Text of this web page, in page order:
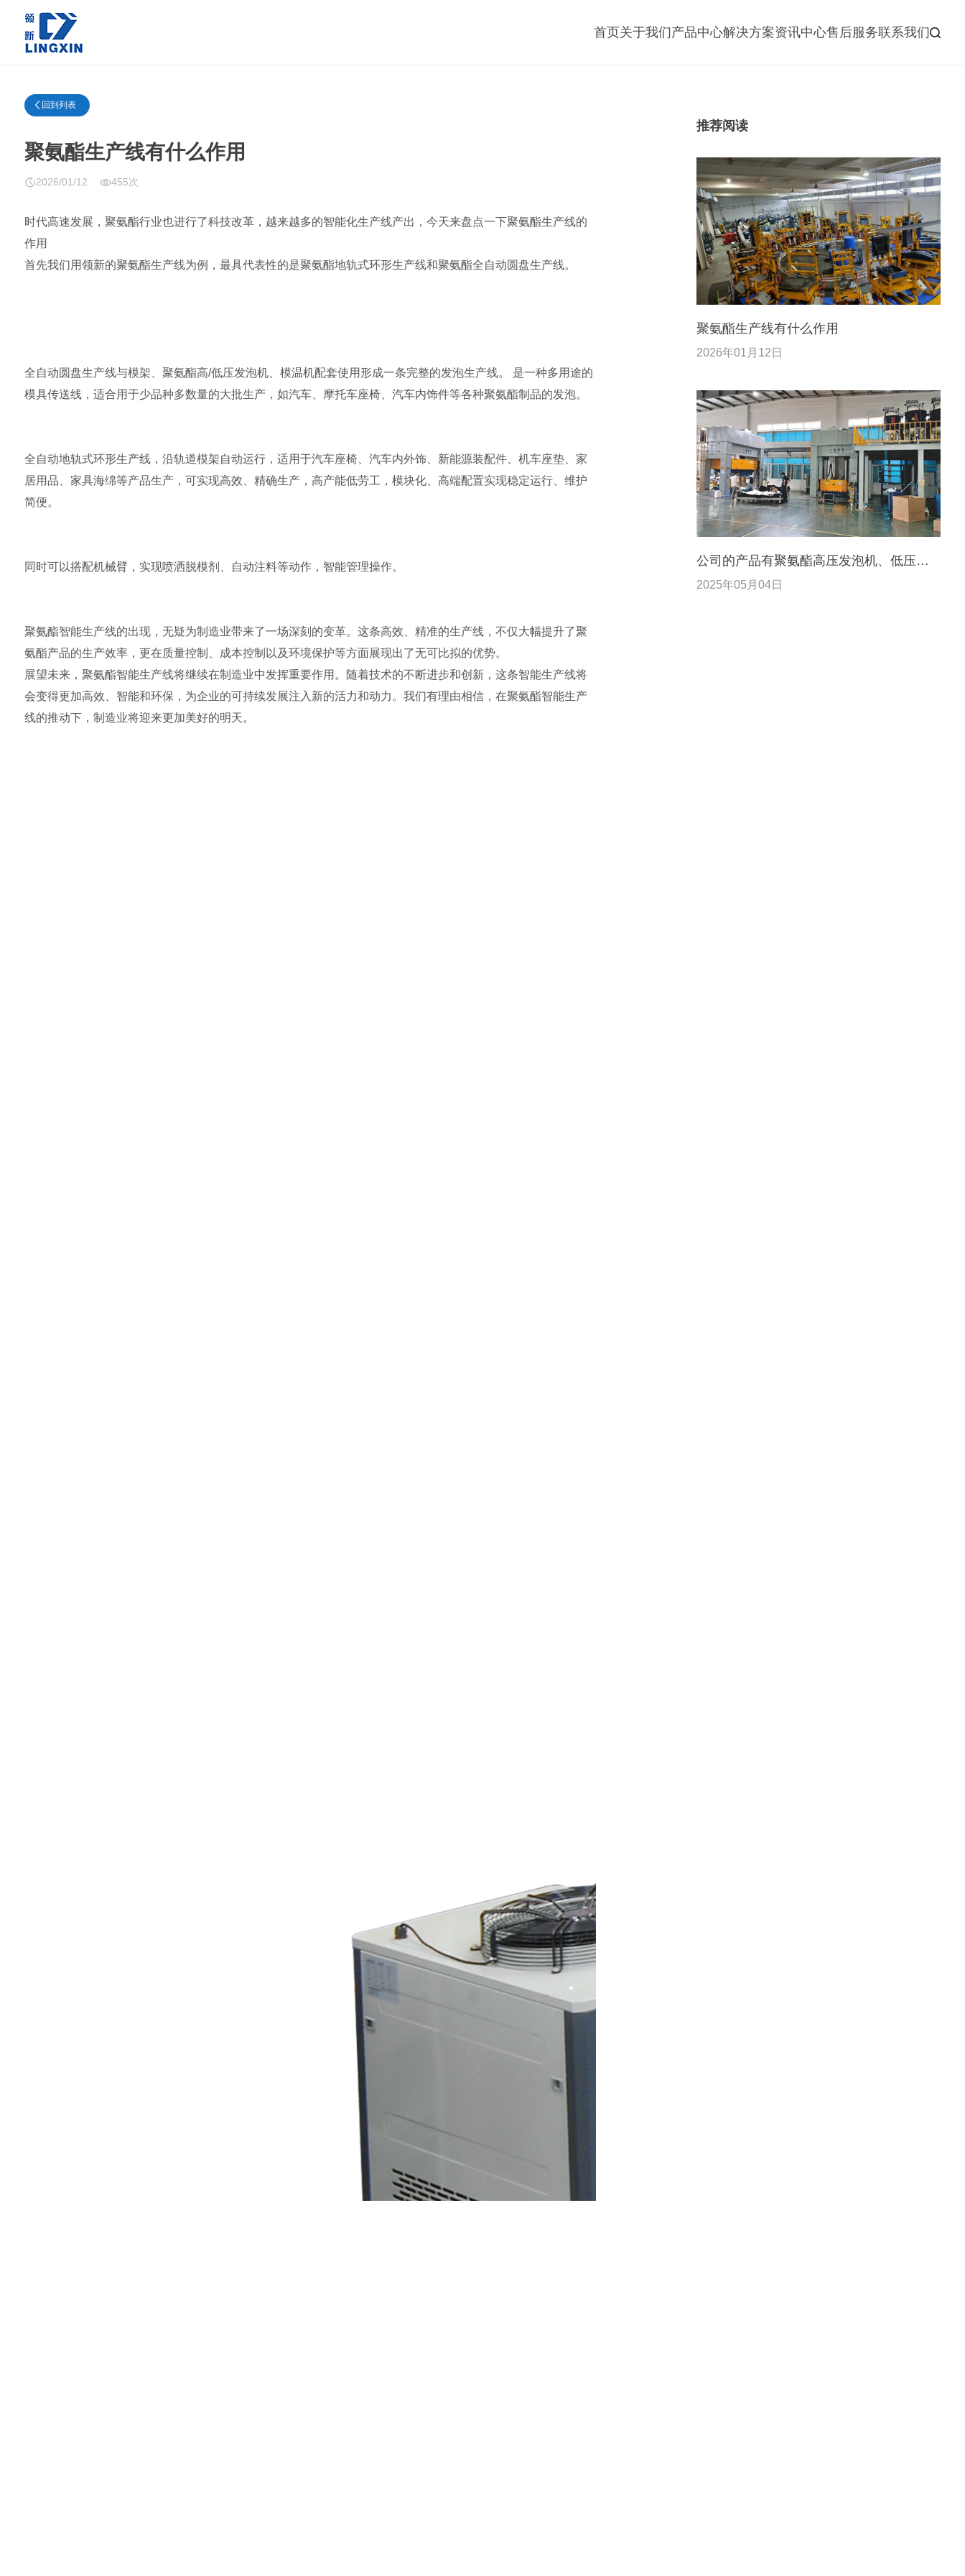
首页关于我们产品中心解决方案资讯中心售后服务联系我们
回到列表
聚氨酯生产线有什么作用
2026/01/12 455次
时代高速发展，聚氨酯行业也进行了科技改革，越来越多的智能化生产线产出，今天来盘点一下聚氨酯生产线的
作用
首先我们用领新的聚氨酯生产线为例，最具代表性的是聚氨酯地轨式环形生产线和聚氨酯全自动圆盘生产线。
全自动圆盘生产线与模架、聚氨酯高/低压发泡机、模温机配套使用形成一条完整的发泡生产线。 是一种多用途的
模具传送线，适合用于少品种多数量的大批生产，如汽车、摩托车座椅、汽车内饰件等各种聚氨酯制品的发泡。
全自动地轨式环形生产线，沿轨道模架自动运行，适用于汽车座椅、汽车内外饰、新能源装配件、机车座垫、家
居用品、家具海绵等产品生产，可实现高效、精确生产，高产能低劳工，模块化、高端配置实现稳定运行、维护
简便。
同时可以搭配机械臂，实现喷洒脱模剂、自动注料等动作，智能管理操作。
聚氨酯智能生产线的出现，无疑为制造业带来了一场深刻的变革。这条高效、精准的生产线，不仅大幅提升了聚
氨酯产品的生产效率，更在质量控制、成本控制以及环境保护等方面展现出了无可比拟的优势。
展望未来，聚氨酯智能生产线将继续在制造业中发挥重要作用。随着技术的不断进步和创新，这条智能生产线将
会变得更加高效、智能和环保，为企业的可持续发展注入新的活力和动力。我们有理由相信，在聚氨酯智能生产
线的推动下，制造业将迎来更加美好的明天。
推荐阅读
聚氨酯生产线有什么作用
2026年01月12日
公司的产品有聚氨酯高压发泡机、低压发
泡机、弹性体…
2025年05月04日